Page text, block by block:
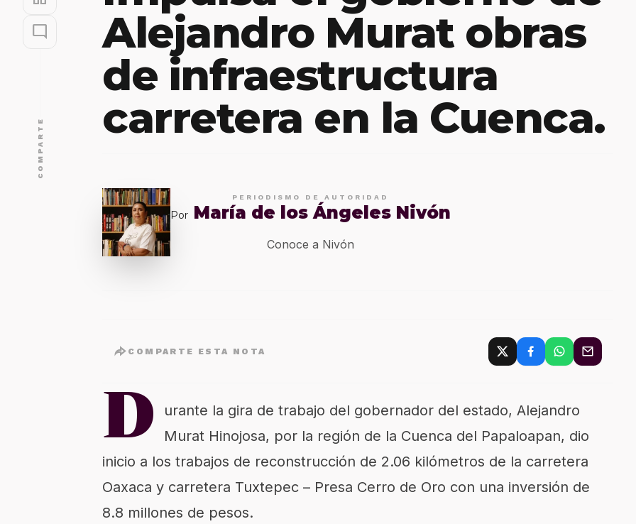
mode_comment
COMPARTE
Alejandro Murat obras
de infraestructura
carretera en la Cuenca.
PERIODISMO DE AUTORIDAD
Por María de los Ángeles Nivón
Conoce a Nivón
COMPARTE ESTA NOTA
D
urante la gira de trabajo del gobernador del estado, Alejandro
Murat Hinojosa, por la región de la Cuenca del Papaloapan, dio
inicio a los trabajos de reconstrucción de 2.06 kilómetros de la carretera
Oaxaca y carretera Tuxtepec – Presa Cerro de Oro con una inversión de
8.8 millones de pesos.